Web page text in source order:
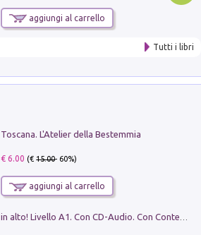
aggiungi al carrello
Tutti i libri
Toscana. L'Atelier della Bestemmia
€ 6.00 (€15.00- 60%)
aggiungi al carrello